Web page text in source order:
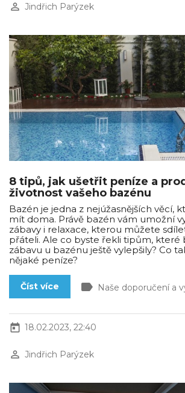
perm_identity Jindřich Parýzek
8 tipů, jak ušetřit peníze a
životnost vašeho bazénu
Bazén je jedna z nejúžasnějších věcí,
mít doma. Právě bazén vám umožní
zábavy i relaxace, kterou můžete
přáteli. Ale co byste řekli tipům, které
zábavu u bazénu ještě vylepšily? Co
nějaké peníze?
Číst více label Naše doporučení a
today 18.02.2023, 22:40
perm_identity Jindřich Parýzek